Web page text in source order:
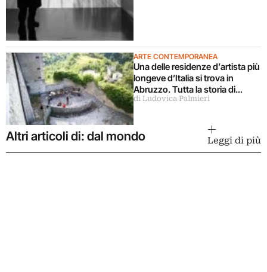
ARTE CONTEMPORANEA
Una delle residenze d’artista più
longeve d’Italia si trova in
Abruzzo. Tutta la storia di
Ramo
di Ludovica Palmieri
Altri articoli di: dal mondo Leggi di più